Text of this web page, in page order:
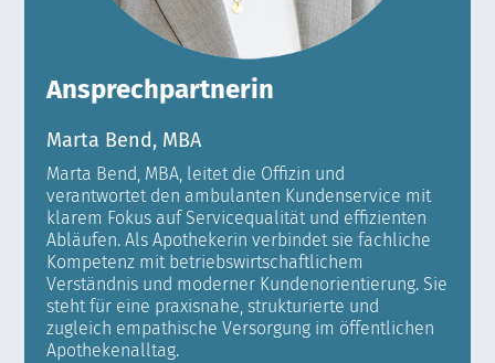
Ansprechpartnerin
Marta Bend, MBA
Marta Bend, MBA, leitet die Offizin und
verantwortet den ambulanten Kundenservice mit
klarem Fokus auf Servicequalität und effizienten
Abläufen. Als Apothekerin verbindet sie fachliche
Kompetenz mit betriebswirtschaftlichem
Verständnis und moderner Kundenorientierung. Sie
steht für eine praxisnahe, strukturierte und
zugleich empathische Versorgung im öffentlichen
Apothekenalltag.